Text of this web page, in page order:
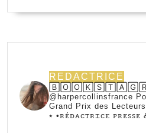
REDACTRICE
@harpercollinsfrance
Grand Prix des
⭑ •ꭱꭼ́ꭰꭺꮯꭲꭱꮖꮯꭼ ꮲꭱꭼꮪꮪꭼ